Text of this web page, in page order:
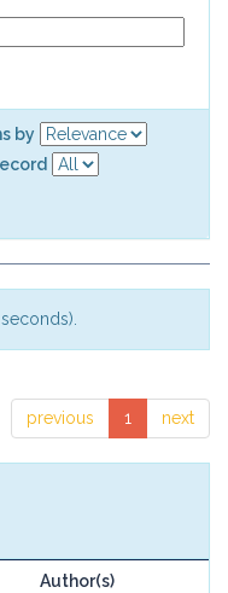
by
previous 1 next
Author(s)